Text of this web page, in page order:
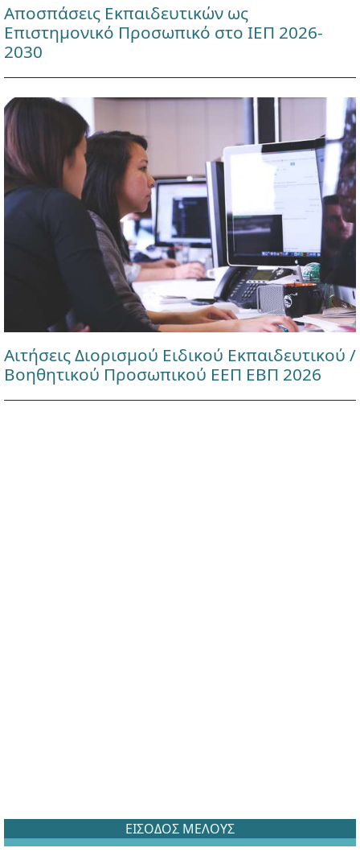
Αποσπάσεις Εκπαιδευτικών ως
Επιστημονικό Προσωπικό στο ΙΕΠ 2026-
2030
Αιτήσεις Διορισμού Ειδικού Εκπαιδευτικού /
Βοηθητικού Προσωπικού ΕΕΠ ΕΒΠ 2026
ΕΙΣΟΔΟΣ ΜΕΛΟΥΣ